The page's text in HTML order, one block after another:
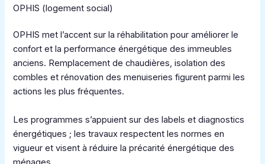
OPHIS (logement social)
OPHIS met l’accent sur la réhabilitation pour améliorer le
confort et la performance énergétique des immeubles
anciens. Remplacement de chaudières, isolation des
combles et rénovation des menuiseries figurent parmi les
actions les plus fréquentes.
Les programmes s’appuient sur des labels et diagnostics
énergétiques ; les travaux respectent les normes en
vigueur et visent à réduire la précarité énergétique des